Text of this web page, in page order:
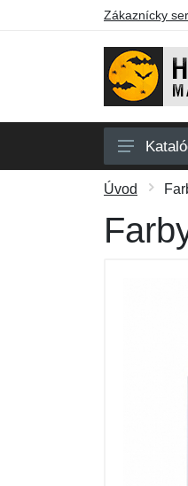
Zákaznícky
Pánske
Dámske
Party tovar
Úvod